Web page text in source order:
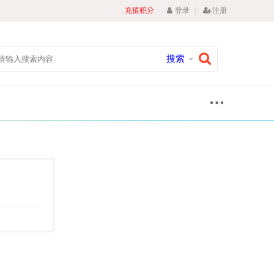
充值积分 登录 | 注册
搜索